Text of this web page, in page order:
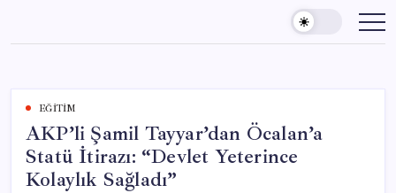
content
EĞITIM
AKP’li Şamil Tayyar’dan Öcalan’a
Statü İtirazı: “Devlet Yeterince
Kolaylık Sağladı”